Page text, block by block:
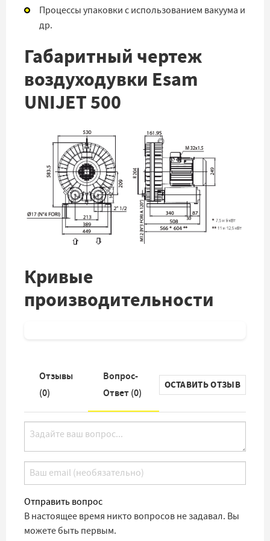
Процессы упаковки с использованием вакуума и
др.
Габаритный чертеж
воздуходувки Esam
UNIJET 500
Кривые
производительности
Отзывы
(0)
Вопрос-
Ответ (0)
ОСТАВИТЬ ОТЗЫВ
Отправить вопрос
В настоящее время никто вопросов не задавал. Вы
можете быть первым.